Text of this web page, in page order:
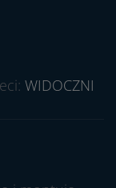
WIDOCZNI